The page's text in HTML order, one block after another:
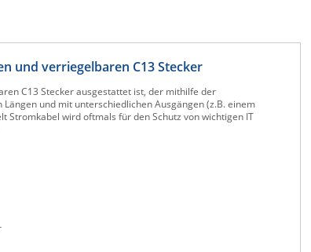
und verriegelbaren C13 Stecker
C13 Stecker ausgestattet ist, der mithilfe der
und mit unterschiedlichen Ausgängen (z.B. einem
Stromkabel wird oftmals für den Schutz von wichtigen IT